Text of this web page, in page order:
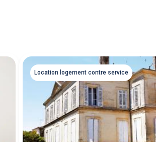
Location logement contre service